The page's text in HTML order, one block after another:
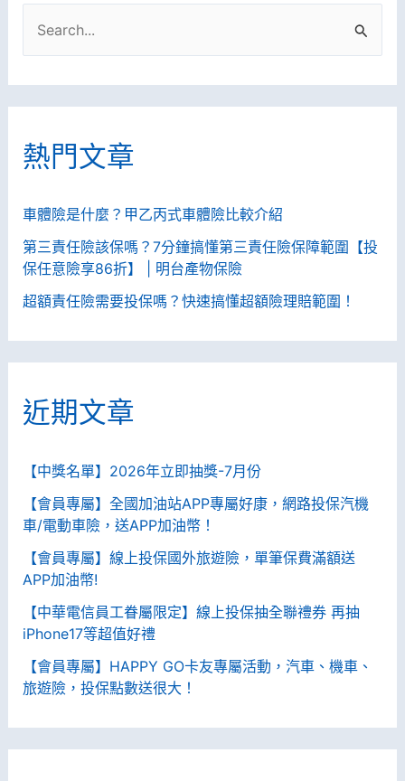
鍵
:熱門文章
車體險是什麼？甲乙丙式車體險比較介紹
第三責任險該保嗎？7分鐘搞懂第三責任險保障範圍【投
保任意險享86折】 | 明台產物保險
超額責任險需要投保嗎？快速搞懂超額險理賠範圍！
近期文章
【中獎名單】2026年立即抽獎-7月份
【會員專屬】全國加油站APP專屬好康，網路投保汽機
車/電動車險，送APP加油幣！
【會員專屬】線上投保國外旅遊險，單筆保費滿額送
APP加油幣!
【中華電信員工眷屬限定】線上投保抽全聯禮券 再抽
iPhone17等超值好禮
【會員專屬】HAPPY GO卡友專屬活動，汽車、機車、
旅遊險，投保點數送很大！